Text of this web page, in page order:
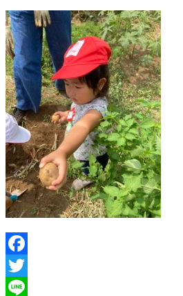
Facebook
Twitter